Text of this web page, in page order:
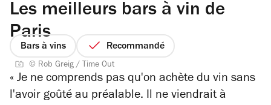
Les meilleurs bars à vin de
Paris
Bars à vins Recommandé
© Rob Greig / Time Out
« Je ne comprends pas qu'on achète du vin sans
l'avoir goûté au préalable. Il ne viendrait à